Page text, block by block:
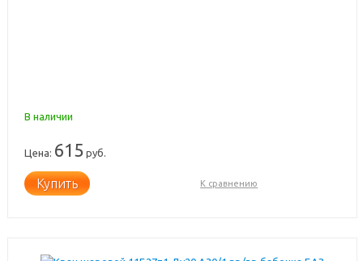
В наличии
Цена: 615 руб.
Купить К сравнению